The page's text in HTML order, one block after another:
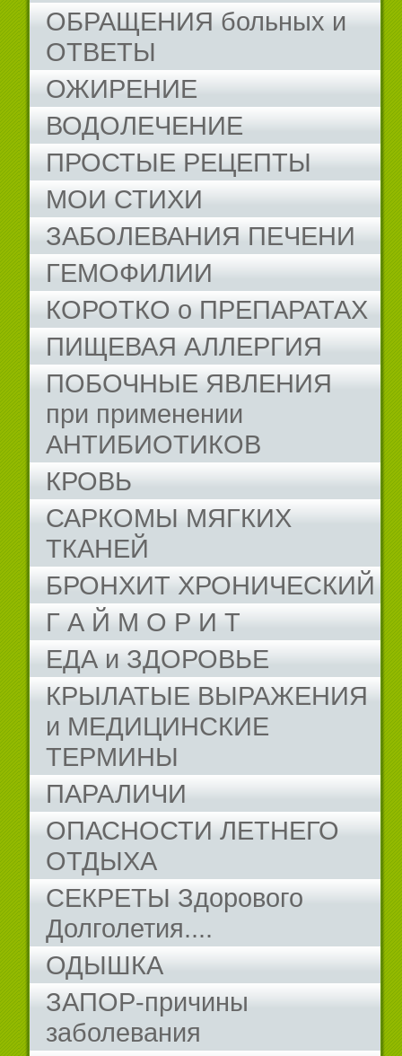
ОБРАЩЕНИЯ больных и
ОТВЕТЫ
ОЖИРЕНИЕ
ВОДОЛЕЧЕНИЕ
ПРОСТЫЕ РЕЦЕПТЫ
МОИ СТИХИ
ЗАБОЛЕВАНИЯ ПЕЧЕНИ
ГЕМОФИЛИИ
КОРОТКО о ПРЕПАРАТАХ
ПИЩЕВАЯ АЛЛЕРГИЯ
ПОБОЧНЫЕ ЯВЛЕНИЯ
при применении
АНТИБИОТИКОВ
КРОВЬ
САРКОМЫ МЯГКИХ
ТКАНЕЙ
БРОНХИТ ХРОНИЧЕСКИЙ
Г А Й М О Р И Т
ЕДА и ЗДОРОВЬЕ
КРЫЛАТЫЕ ВЫРАЖЕНИЯ
и МЕДИЦИНСКИЕ
ТЕРМИНЫ
ПАРАЛИЧИ
ОПАСНОСТИ ЛЕТНЕГО
ОТДЫХА
СЕКРЕТЫ Здорового
Долголетия....
ОДЫШКА
ЗАПОР-причины
заболевания